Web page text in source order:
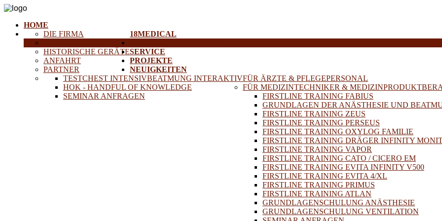
HOME
18MEDICAL
DIE FIRMA
HISTORISCHE GERÄTE
ANFAHRT
PARTNER
FÜR ÄRZTE & PFLEGEPERSONAL
TESTCHEST INTENSIVBEATMUNG INTERAKTIV
HOK - HANDFUL OF KNOWLEDGE
SEMINAR ANFRAGEN
FÜR MEDIZINTECHNIKER &
FIRSTLINE TRAINING FABIUS
GRUNDLAGEN DER ANÄSTHESIE UND
FIRSTLINE TRAINING ZEUS
FIRSTLINE TRAINING PERSEUS
FIRSTLINE TRAINING OXYLOG FAMILIE
FIRSTLINE TRAINING DRÄGER INFINITY
FIRSTLINE TRAINING VAPOR
FIRSTLINE TRAINING CATO / CICERO EM
FIRSTLINE TRAINING EVITA INFINITY V500
FIRSTLINE TRAINING EVITA 4/XL
FIRSTLINE TRAINING PRIMUS
FIRSTLINE TRAINING ATLAN
GRUNDLAGENSCHULUNG ANÄSTHESIE
GRUNDLAGENSCHULUNG VENTILATION
SERVICE
PROJEKTE
NEUIGKEITEN